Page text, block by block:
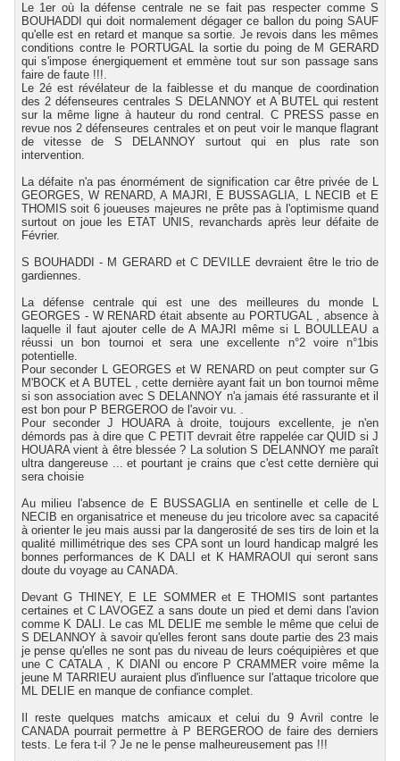
Le 1er où la défense centrale ne se fait pas respecter comme S
BOUHADDI qui doit normalement dégager ce ballon du poing SAUF
qu'elle est en retard et manque sa sortie. Je revois dans les mêmes
conditions contre le PORTUGAL la sortie du poing de M GERARD
qui s'impose énergiquement et emmène tout sur son passage sans
faire de faute !!!.
Le 2é est révélateur de la faiblesse et du manque de coordination
des 2 défenseures centrales S DELANNOY et A BUTEL qui restent
sur la même ligne à hauteur du rond central. C PRESS passe en
revue nos 2 défenseures centrales et on peut voir le manque flagrant
de vitesse de S DELANNOY surtout qui en plus rate son
intervention.
La défaite n'a pas énormément de signification car être privée de L
GEORGES, W RENARD, A MAJRI, E BUSSAGLIA, L NECIB et E
THOMIS soit 6 joueuses majeures ne prête pas à l'optimisme quand
surtout on joue les ETAT UNIS, revanchards après leur défaite de
Février.
S BOUHADDI - M GERARD et C DEVILLE devraient être le trio de
gardiennes.
La défense centrale qui est une des meilleures du monde L
GEORGES - W RENARD était absente au PORTUGAL , absence à
laquelle il faut ajouter celle de A MAJRI même si L BOULLEAU a
réussi un bon tournoi et sera une excellente n°2 voire n°1bis
potentielle.
Pour seconder L GEORGES et W RENARD on peut compter sur G
M'BOCK et A BUTEL , cette dernière ayant fait un bon tournoi même
si son association avec S DELANNOY n'a jamais été rassurante et il
est bon pour P BERGEROO de l'avoir vu. .
Pour seconder J HOUARA à droite, toujours excellente, je n'en
démords pas à dire que C PETIT devrait être rappelée car QUID si J
HOUARA vient à être blessée ? La solution S DELANNOY me paraît
ultra dangereuse ... et pourtant je crains que c'est cette dernière qui
sera choisie
Au milieu l'absence de E BUSSAGLIA en sentinelle et celle de L
NECIB en organisatrice et meneuse du jeu tricolore avec sa capacité
à orienter le jeu mais aussi par la dangerosité de ses tirs de loin et la
qualité millimétrique des ses CPA sont un lourd handicap malgré les
bonnes performances de K DALI et K HAMRAOUI qui seront sans
doute du voyage au CANADA.
Devant G THINEY, E LE SOMMER et E THOMIS sont partantes
certaines et C LAVOGEZ a sans doute un pied et demi dans l'avion
comme K DALI. Le cas ML DELIE me semble le même que celui de
S DELANNOY à savoir qu'elles feront sans doute partie des 23 mais
je pense qu'elles ne sont pas du niveau de leurs coéquipières et que
une C CATALA , K DIANI ou encore P CRAMMER voire même la
jeune M TARRIEU auraient plus d'influence sur l'attaque tricolore que
ML DELIE en manque de confiance complet.
Il reste quelques matchs amicaux et celui du 9 Avril contre le
CANADA pourrait permettre à P BERGEROO de faire des derniers
tests. Le fera t-il ? Je ne le pense malheureusement pas !!!